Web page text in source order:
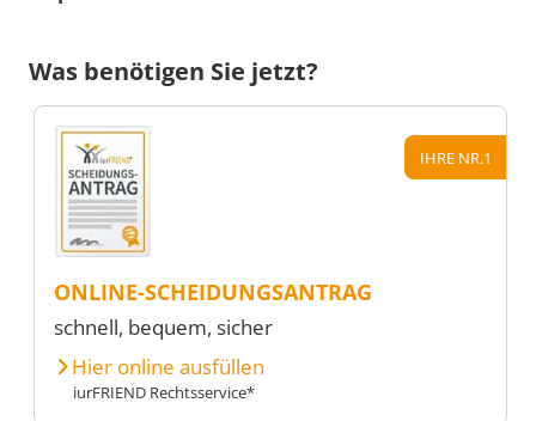
Was benötigen Sie jetzt?
IHRE NR.1
ONLINE-SCHEIDUNGSANTRAG
schnell, bequem, sicher
Hier online ausfüllen
iurFRIEND Rechtsservice*